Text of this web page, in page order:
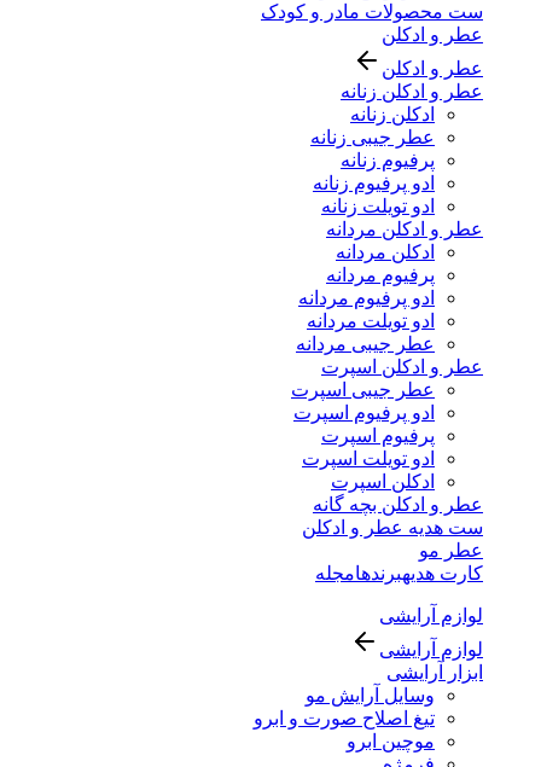
ست محصولات مادر و کودک
عطر و ادکلن
عطر و ادکلن
عطر و ادکلن زنانه
ادکلن زنانه
عطر جیبی زنانه
پرفیوم زنانه
ادو پرفیوم زنانه
ادو تویلت زنانه
عطر و ادکلن مردانه
ادکلن مردانه
پرفیوم مردانه
ادو پرفیوم مردانه
ادو تویلت مردانه
عطر جیبی مردانه
عطر و ادکلن اسپرت
عطر جیبی اسپرت
ادو پرفیوم اسپرت
پرفیوم اسپرت
ادو تویلت اسپرت
ادکلن اسپرت
عطر و ادکلن بچه گانه
ست هدیه عطر و ادکلن
عطر مو
کارت هدیهبرندهامجله
لوازم آرایشی
لوازم آرایشی
ابزار آرایشی
وسایل آرایش مو
تیغ اصلاح صورت و ابرو
موچین ابرو